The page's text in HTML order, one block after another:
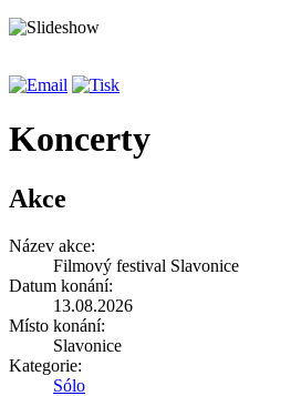
Koncerty
Akce
Název akce:
Filmový festival Slavonice
Datum konání:
13.08.2026
Místo konání:
Slavonice
Kategorie:
Sólo